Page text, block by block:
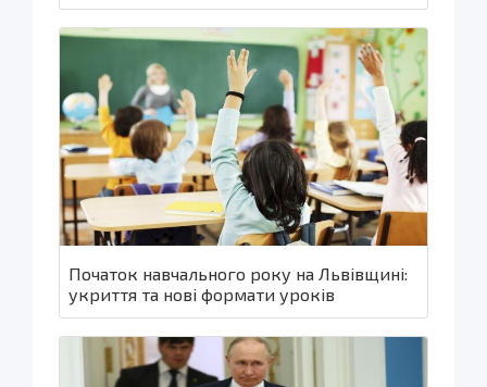
Початок навчального року на Львівщині:
укриття та нові формати уроків